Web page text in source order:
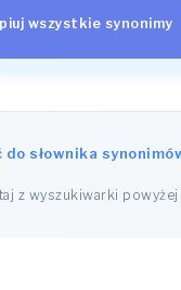
wszystkie synonimy
słownika
z wyszukiwarki